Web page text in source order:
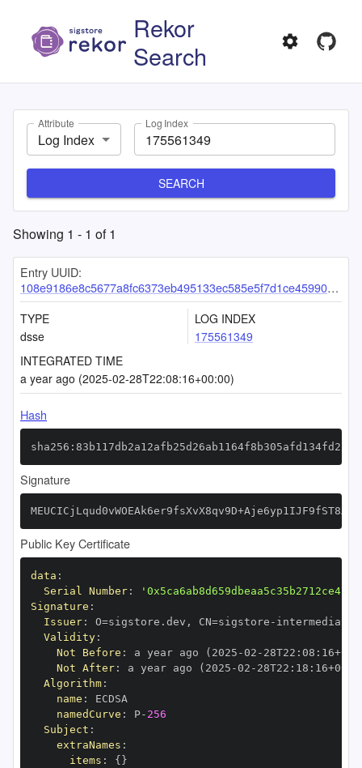
Rekor
Search
Attribute
Log Index
Log Index
SEARCH
Showing 1 - 1 of1
Entry UUID:
108e9186e8c5677a8fc6373eb495133ec585e5f7d1ce45990bb61ca2b39f71b2371908ac864d4f24
TYPE
dsse
LOG INDEX
175561349
INTEGRATED TIME
a year ago (2025-02-28T22:08:16+00:00)
Hash
Signature
Public Key Certificate
data :
Serial Number:
Signature :
Issuer: O=sigstore.dev , CN=sigstore -
Validity:
Not Before : a year ago (2025 -02 - 28T22 : 08 : 16+00
Not After: a year ago (2025 -02 - 28T22 : 18 : 16+00
Algorithm:
name :
namedCurve : P- 256
Subject :
extraNames :
items : { }